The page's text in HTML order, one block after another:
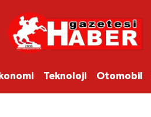
Teknoloji Otomobil